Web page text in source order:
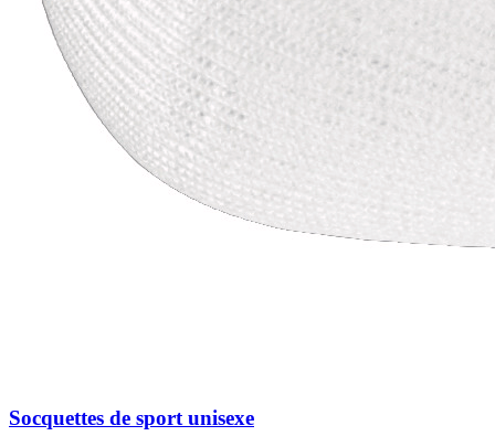
Socquettes de sport unisexe